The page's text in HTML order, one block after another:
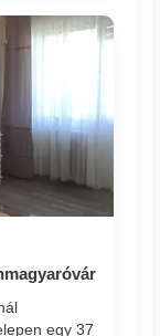
egy 37